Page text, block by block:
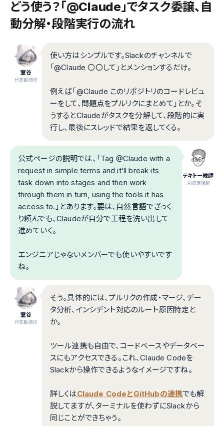
どう使う？「@Claude」でタスク委譲、自
動分解・段階実行の流れ
室谷
代表取締役
使い方はシンプルです。Slackのチャンネルで
「@Claude 〇〇して」とメンションするだけ。
例えば「@Claude このリポジトリのコードレビュ
ーをして、問題点をプルリクにまとめて」とか。そ
うするとClaudeがタスクを分解して、段階的に実
行し、最後にスレッドで結果を返してくる。
テキトー教師
.AI認定講師
公式ページの説明では、「Tag @Claude with a
request in simple terms and it’ll break its
task down into stages and then work
through them in turn, using the tools it has
access to.」とあります。要は、自然言語でざっく
り頼んでも、Claudeが自分で工程を洗い出して
進めていく。
エンジニアじゃないメンバーでも使いやすいです
ね。
室谷
代表取締役
そう。具体的には、プルリクの作成・マージ、デー
タ分析、インシデント対応のルート原因特定と
か。
ツール連携も自由で、コードベースやデータベー
スにもアクセスできる。これ、Claude Codeを
Slackから操作できるようなイメージですね。
詳しくはClaude CodeとGitHubの連携でも解
説してますが、ターミナルを使わずにSlackから
同じことができちゃう。